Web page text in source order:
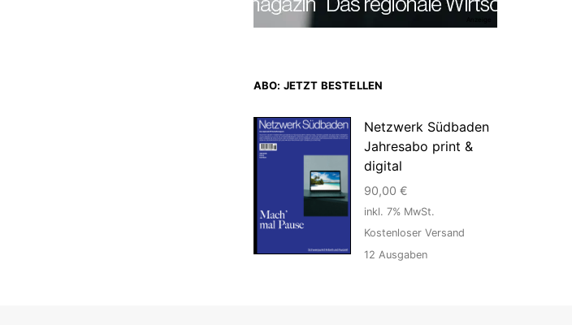
ABO: JETZT BESTELLEN
Netzwerk Südbaden
Jahresabo print &
digital
90,00 €
inkl. 7% MwSt.
Kostenloser Versand
12 Ausgaben